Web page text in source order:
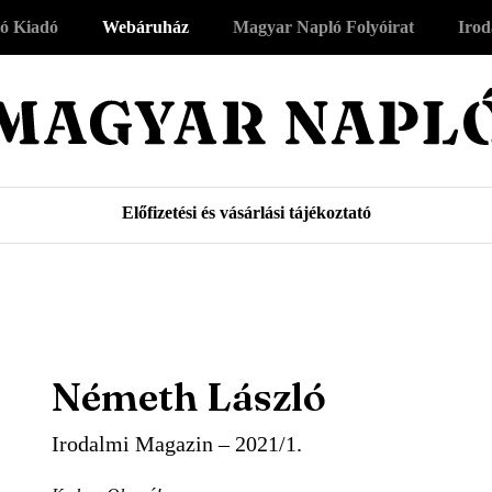
Kiadó Webáruház
Előfizetési és vásárlási tájékoztató
Magyar Napló Folyóirat
Németh László
Irodalmi Magazin – 2021/1.